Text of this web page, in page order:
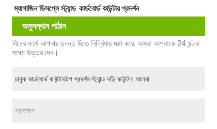
ম্যাগাজিন ডিসপ্লে স্ট্যান্ড কার্ডবোর্ড কাউন্টার প্রদর্শন
অনুসন্ধান পাঠান
নীচের ফর্মে আপনার তদন্ত দিতে নির্দ্বিধায় দয়া করে. আমরা আপনাকে 24 ঘন্টার
মধ্যে উত্তর দেব।